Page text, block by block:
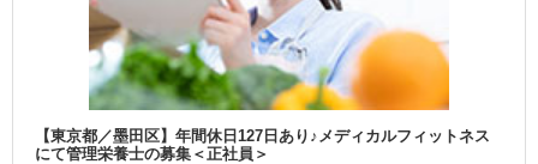
【東京都／墨田区】年間休日127日あり♪メディカルフィットネス
にて管理栄養士の募集＜正社員＞